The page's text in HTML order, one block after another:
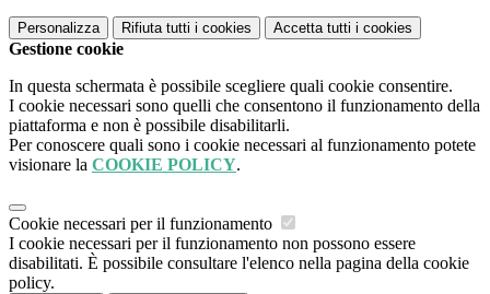
Personalizza Rifiuta tutti i cookies Accetta tutti i cookies
Gestione cookie
In questa schermata è possibile scegliere quali cookie consentire.
I cookie necessari sono quelli che consentono il funzionamento della
piattaforma e non è possibile disabilitarli.
Per conoscere quali sono i cookie necessari al funzionamento potete
visionare la COOKIE POLICY.
Cookie necessari per il funzionamento
I cookie necessari per il funzionamento non possono essere
disabilitati. È possibile consultare l'elenco nella pagina della cookie
policy.